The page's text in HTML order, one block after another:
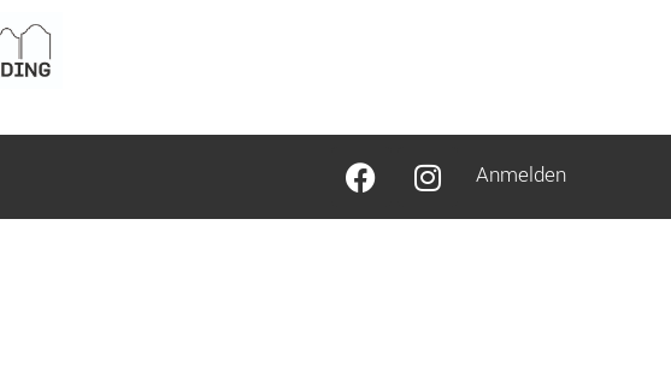
Anmelden